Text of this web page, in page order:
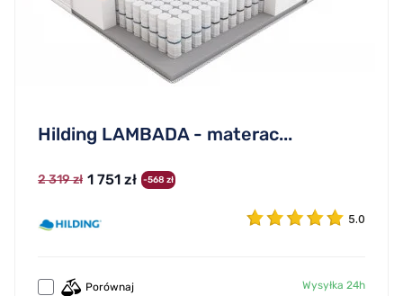
Hilding LAMBADA - materac...
2 319 zł 1 751 zł -568 zł
5.0
Porównaj Wysyłka 24h